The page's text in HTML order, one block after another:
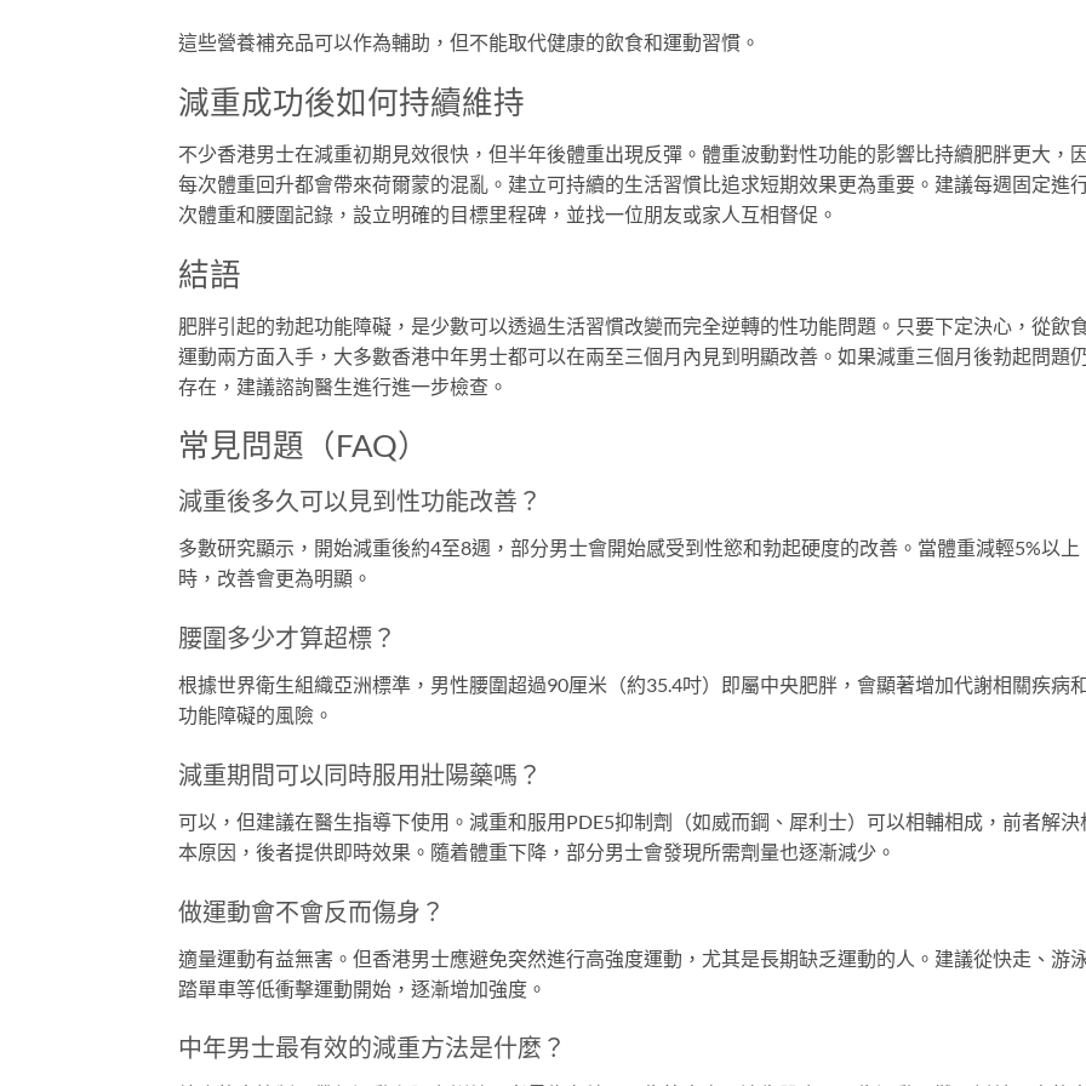
這些營養補充品可以作為輔助，但不能取代健康的飲食和運動習慣。
減重成功後如何持續維持
不少香港男士在減重初期見效很快，但半年後體重出現反彈。體重波動對性功能的影響比持續肥胖更大，
每次體重回升都會帶來荷爾蒙的混亂。建立可持續的生活習慣比追求短期效果更為重要。建議每週固定進
次體重和腰圍記錄，設立明確的目標里程碑，並找一位朋友或家人互相督促。
結語
肥胖引起的勃起功能障礙，是少數可以透過生活習慣改變而完全逆轉的性功能問題。只要下定決心，從飲
運動兩方面入手，大多數香港中年男士都可以在兩至三個月內見到明顯改善。如果減重三個月後勃起問題
存在，建議諮詢醫生進行進一步檢查。
常見問題（FAQ）
減重後多久可以見到性功能改善？
多數研究顯示，開始減重後約4至8週，部分男士會開始感受到性慾和勃起硬度的改善。當體重減輕5%以上
時，改善會更為明顯。
腰圍多少才算超標？
根據世界衛生組織亞洲標準，男性腰圍超過90厘米（約35.4吋）即屬中央肥胖，會顯著增加代謝相關疾病
功能障礙的風險。
減重期間可以同時服用壯陽藥嗎？
可以，但建議在醫生指導下使用。減重和服用PDE5抑制劑（如威而鋼、犀利士）可以相輔相成，前者解決
本原因，後者提供即時效果。隨着體重下降，部分男士會發現所需劑量也逐漸減少。
做運動會不會反而傷身？
適量運動有益無害。但香港男士應避免突然進行高強度運動，尤其是長期缺乏運動的人。建議從快走、游
踏單車等低衝擊運動開始，逐漸增加強度。
中年男士最有效的減重方法是什麼？